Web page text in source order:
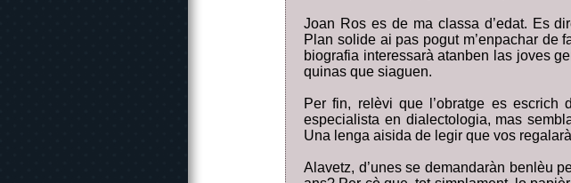
Joan Ros es de ma classa d’edat. Es
Plan solide ai pas pogut m’enpachar de
biografia interessarà atanben las joves
quinas que siaguen.
Per fin, relèvi que l’obratge es escrich
especialista en dialectologia, mas
Una lenga aisida de legir que vos
Alavetz, d’unes se demandaràn benlèu